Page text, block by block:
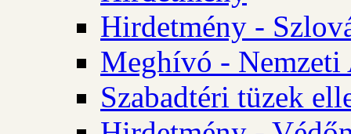
Hirdetmény -
Meghívó - Nemzeti
Szabadtéri tüzek